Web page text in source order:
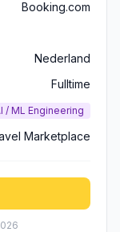
Booking.com
Nederland
Fulltime
/ ML Engineering
Marketplace